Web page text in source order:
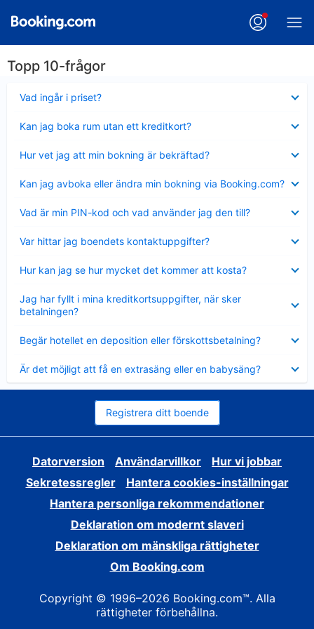
Topp 10-frågor
Vad ingår i priset?
mindre
Kan jag boka rum utan ett kreditkort?
mindre
Hur vet jag att min bokning är bekräftad?
mindre
Kan jag avboka eller ändra min bokning via Booking.com?
mindre
Vad är min PIN-kod och vad använder jag den till?
mindre
Var hittar jag boendets kontaktuppgifter?
mindre
Hur kan jag se hur mycket det kommer att kosta?
mindre
Jag har fyllt i mina kreditkortsuppgifter, när sker
betalningen?
mindre
Begär hotellet en deposition eller förskottsbetalning?
mindre
Är det möjligt att få en extrasäng eller en babysäng?
mindre
Registrera ditt boende
Datorversion Användarvillkor
Hur vi jobbar
Sekretessregler
Hantera cookies-inställningar
Hantera personliga rekommendationer
Deklaration om modernt slaveri
Deklaration om mänskliga rättigheter
Om Booking.com
Copyright © 1996–2026 Booking.com™. Alla
rättigheter förbehållna.